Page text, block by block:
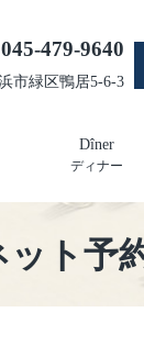
045-479-9640
市緑区鴨居5-6-3
Dîner
ディナー
ト予